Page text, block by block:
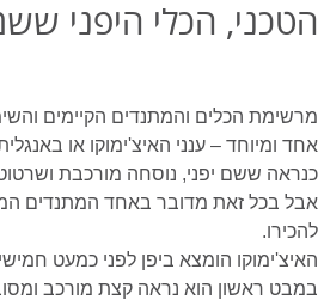
הטכני, הכלי היפני
מרשימת הכלים והמתנדים הקיימים
אחד ומיוחד – ענני האיצ'ימוקו או
כנראה ששם יפני, נוסחה מורכבת
אבל בכל זאת מדובר באחד המתנדים
להכירו.
האיצ'ימוקו הומצא ביפן לפני כמעט
במבט ראשון הוא נראה קצת מורכב